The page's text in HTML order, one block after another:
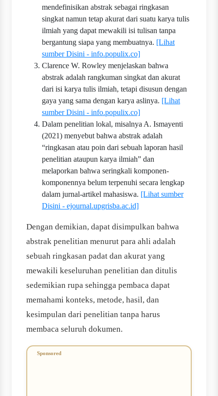
mendefinisikan abstrak sebagai ringkasan
singkat namun tetap akurat dari suatu karya tulis
ilmiah yang dapat mewakili isi tulisan tanpa
bergantung siapa yang membuatnya. [Lihat
sumber Disini - info.populix.co]
Clarence W. Rowley menjelaskan bahwa
abstrak adalah rangkuman singkat dan akurat
dari isi karya tulis ilmiah, tetapi disusun dengan
gaya yang sama dengan karya aslinya. [Lihat
sumber Disini - info.populix.co]
Dalam penelitian lokal, misalnya A. Ismayenti
(2021) menyebut bahwa abstrak adalah
“ringkasan atau poin dari sebuah laporan hasil
penelitian ataupun karya ilmiah” dan
melaporkan bahwa seringkali komponen-
komponennya belum terpenuhi secara lengkap
dalam jurnal-artikel mahasiswa. [Lihat sumber
Disini - ejournal.upgrisba.ac.id]
Dengan demikian, dapat disimpulkan bahwa
abstrak penelitian menurut para ahli adalah
sebuah ringkasan padat dan akurat yang
mewakili keseluruhan penelitian dan ditulis
sedemikian rupa sehingga pembaca dapat
memahami konteks, metode, hasil, dan
kesimpulan dari penelitian tanpa harus
membaca seluruh dokumen.